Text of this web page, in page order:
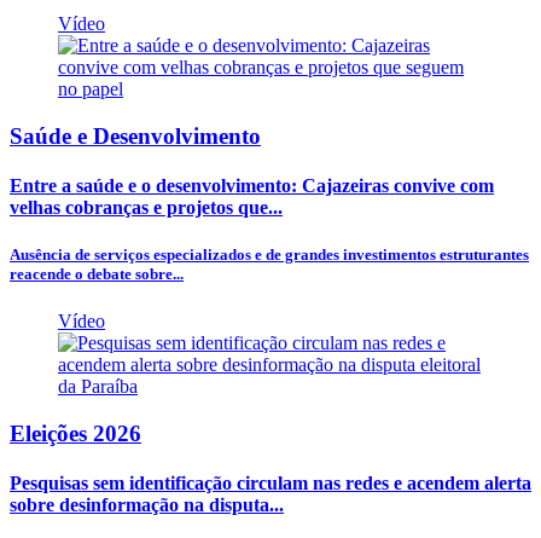
Vídeo
Saúde e Desenvolvimento
Entre a saúde e o desenvolvimento: Cajazeiras convive com
velhas cobranças e projetos que...
Ausência de serviços especializados e de grandes investimentos estruturantes
reacende o debate sobre...
Vídeo
Eleições 2026
Pesquisas sem identificação circulam nas redes e acendem alerta
sobre desinformação na disputa...